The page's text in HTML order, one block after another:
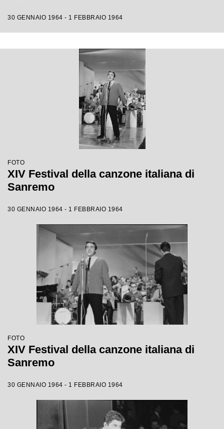
30 GENNAIO 1964 - 1 FEBBRAIO 1964
FOTO
XIV Festival della canzone italiana di
Sanremo
30 GENNAIO 1964 - 1 FEBBRAIO 1964
FOTO
XIV Festival della canzone italiana di
Sanremo
30 GENNAIO 1964 - 1 FEBBRAIO 1964